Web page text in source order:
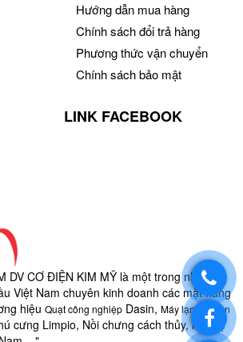
Hướng dẫn mua hàng
Chính sách đổi trả hàng
Phương thức vận chuyển
Chính sách bảo mật
LINK FACEBOOK
DV CƠ ĐIỆN KIM MỸ là một trong những c
Việt Nam chuyên kinh doanh các mặt hàng
hiệu Quạt công nghiệp Dasin, Máy lạnh di độn
cưng Limpio, Nồi chưng cách thủy, nồi điệ